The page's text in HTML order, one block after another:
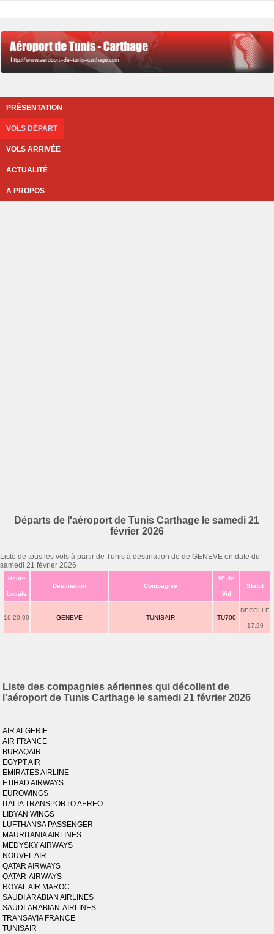
PRÉSENTATION
VOLS DÉPART
VOLS ARRIVÉE
ACTUALITÉ
A PROPOS
Départs de l'aéroport de Tunis Carthage le samedi 21
février 2026
Liste de tous les vols à partir de Tunis à destination de de GENEVE en date du
samedi 21 février 2026
Heure
Locale
Destination Compagnie
N° de
Vol
Statut
16:20:00 GENEVE TUNISAIR TU700
DECOLLE
17:20
Liste des compagnies aériennes qui décollent de
l'aéroport de Tunis Carthage le samedi 21 février 2026
AIR ALGERIE
AIR FRANCE
BURAQAIR
EGYPT AIR
EMIRATES AIRLINE
ETIHAD AIRWAYS
EUROWINGS
ITALIA TRANSPORTO AEREO
LIBYAN WINGS
LUFTHANSA PASSENGER
MAURITANIA AIRLINES
MEDYSKY AIRWAYS
NOUVEL AIR
QATAR AIRWAYS
QATAR-AIRWAYS
ROYAL AIR MAROC
SAUDI ARABIAN AIRLINES
SAUDI-ARABIAN-AIRLINES
TRANSAVIA FRANCE
TUNISAIR